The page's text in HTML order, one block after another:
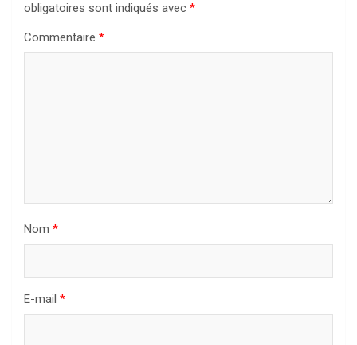
obligatoires sont indiqués avec *
Commentaire *
Nom *
E-mail *